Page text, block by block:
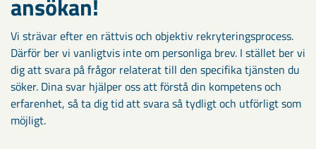
ansökan!​
Vi strävar efter en rättvis och objektiv rekryteringsprocess.
Därför ber vi vanligtvis inte om personliga brev. I stället ber vi
dig att svara på frågor relaterat till den specifika tjänsten du
söker. Dina svar hjälper oss att förstå din kompetens och
erfarenhet, så ta dig tid att svara så tydligt och utförligt som
möjligt.